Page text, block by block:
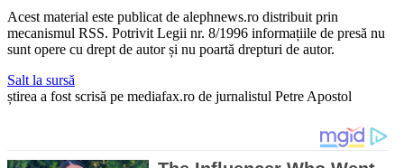
Acest material este publicat de alephnews.ro distribuit prin
mecanismul RSS. Potrivit Legii nr. 8/1996 informațiile de presă nu
sunt opere cu drept de autor și nu poartă drepturi de autor.
Salt la sursă
știrea a fost scrisă pe mediafax.ro de jurnalistul Petre Apostol